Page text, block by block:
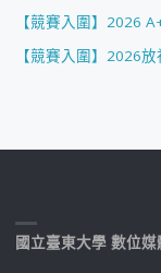
【競賽入圍】2026
【競賽入圍】2026
國立臺東大學 數位